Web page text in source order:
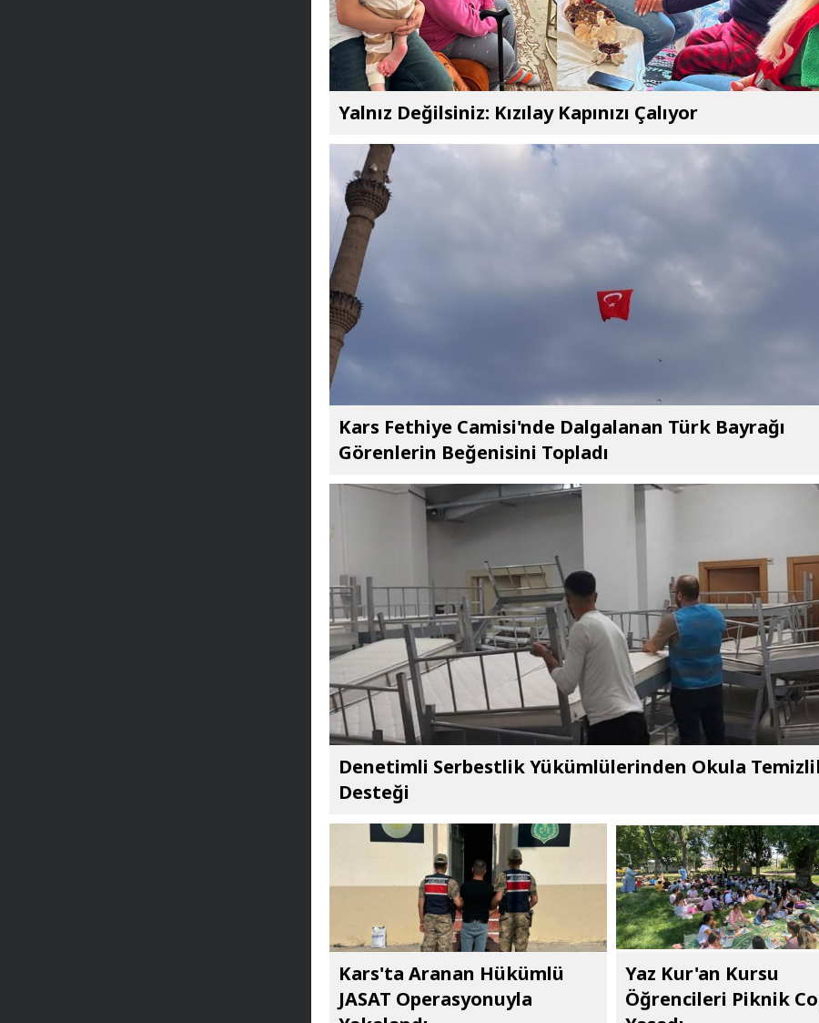
Yalnız Değilsiniz: Kızılay Kapınızı Çalıyor
Kars Fethiye Camisi'nde Dalgalanan Türk Bayrağı
Görenlerin Beğenisini Topladı
Denetimli Serbestlik Yükümlülerinden Okula
Desteği
Kars'ta Aranan Hükümlü
JASAT Operasyonuyla
Yaz Kur'an Kursu
Öğrencileri Piknik